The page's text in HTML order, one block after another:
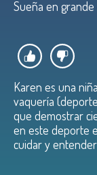
Sueña en
Karen es una
vaquería
que demostrar
en este deporte
cuidar y